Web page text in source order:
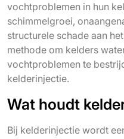
vochtproblemen in hun
schimmelgroei,
structurele schade aan
methode om kelders
vochtproblemen te
kelderinjectie.
Wat houdt
Bij kelderinjectie wordt